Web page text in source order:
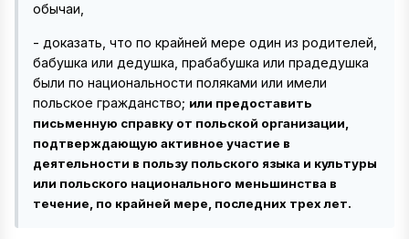
обычаи,
- доказать, что по крайней мере один из родителей,
бабушка или дедушка, прабабушка или прадедушка
были по национальности поляками или имели
польское гражданство; или предоставить
письменную справку от польской организации,
подтверждающую активное участие в
деятельности в пользу польского языка и культуры
или польского национального меньшинства в
течение, по крайней мере, последних трех лет.